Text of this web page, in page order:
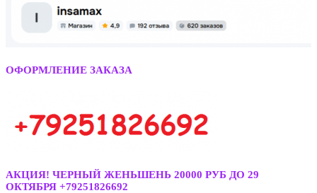
ОФОРМЛЕНИЕ ЗАКАЗА
АКЦИЯ! ЧЕРНЫЙ ЖЕНЬШЕНЬ 20000 РУБ ДО 29
ОКТЯБРЯ +79251826692